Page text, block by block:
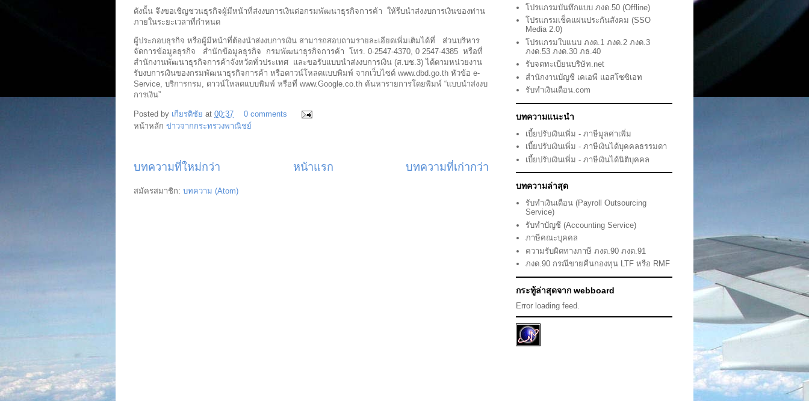
ดังนั้น จึงขอเชิญชวนธุรกิจผู้มีหน้าที่ส่งงบการเงินต่อกรมพัฒนาธุรกิจการค้า ให้รีบนำส่งงบการเงินของท่าน
ภายในระยะเวลาที่กำหนด
ผู้ประกอบธุรกิจ หรือผู้มีหน้าที่ต้องนำส่งงบการเงิน สามารถสอบถามรายละเอียดเพิ่มเติมได้ที่ ส่วนบริหาร
จัดการข้อมูลธุรกิจ สำนักข้อมูลธุรกิจ กรมพัฒนาธุรกิจการค้า โทร. 0-2547-4370, 0 2547-4385 หรือที่
สำนักงานพัฒนาธุรกิจการค้าจังหวัดทั่วประเทศ และขอรับแบบนำส่งงบการเงิน (ส.บช.3) ได้ตามหน่วยงาน
รับงบการเงินของกรมพัฒนาธุรกิจการค้า หรือดาวน์โหลดแบบพิมพ์ จากเว็บไซต์ www.dbd.go.th หัวข้อ e-
Service, บริการกรม, ดาวน์โหลดแบบพิมพ์ หรือที่ www.Google.co.th ค้นหารายการโดยพิมพ์ “แบบนำส่งงบ
การเงิน”
Posted by เกียรติชัย at 00:37
0 comments
หน้าหลัก ข่าวจากกระทรวงพาณิชย์
บทความที่ใหม่กว่า บทความที่เก่ากว่า
หน้าแรก
สมัครสมาชิก: บทความ (Atom)
โปรแกรมบันทึกแบบ ภงด.50 (Offline)
โปรแกรมเช็คแผ่นประกันสังคม (SSO
Media 2.0)
โปรแกรมใบแนบ ภงด.1 ภงด.2 ภงด.3
ภงด.53 ภงด.30 ภธ.40
รับจดทะเบียนบริษัท.net
สำนักงานบัญชี เคเอพี แอสโซซิเอท
รับทำเงินเดือน.com
บทความแนะนำ
เบี้ยปรับเงินเพิ่ม - ภาษีมูลค่าเพิ่ม
เบี้ยปรับเงินเพิ่ม - ภาษีเงินได้บุคคลธรรมดา
เบี้ยปรับเงินเพิ่ม - ภาษีเงินได้นิติบุคคล
บทความล่าสุด
รับทำเงินเดือน (Payroll Outsourcing
Service)
รับทำบัญชี (Accounting Service)
ภาษีคณะบุคคล
ความรับผิดทางภาษี ภงด.90 ภงด.91
ภงด.90 กรณีขายคืนกองทุน LTF หรือ RMF
กระทู้ล่าสุดจาก webboard
Error loading feed.